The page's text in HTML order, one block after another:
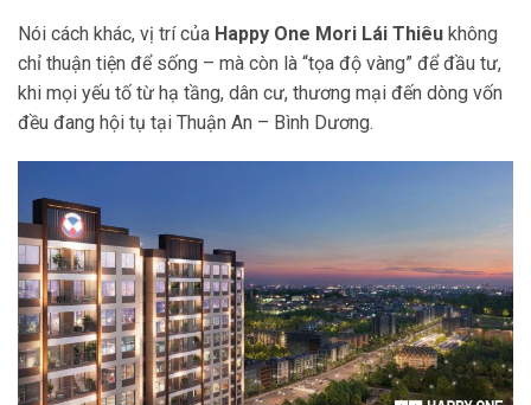
Nói cách khác, vị trí của Happy One Mori Lái Thiêu không
chỉ thuận tiện để sống – mà còn là “tọa độ vàng” để đầu tư,
khi mọi yếu tố từ hạ tầng, dân cư, thương mại đến dòng vốn
đều đang hội tụ tại Thuận An – Bình Dương.